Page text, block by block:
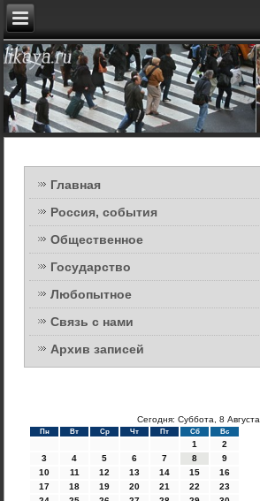
Главная
Россия, события
Общественное
Государство
Любопытное
Связь с нами
Архив записей
Сегодня: Суббота, 8 Августа
Пн Вт Ср Чт Пт Сб Вс
1
2
3
4 5 6 7 8
9
10
11 12 13 14 15
16
17
18 19 20 21 22
23